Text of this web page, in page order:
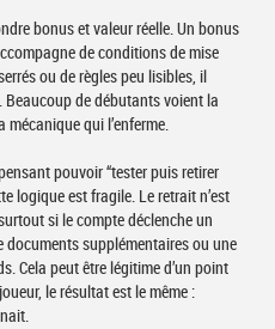
bonus et valeur réelle. Un bonus
de conditions de mise
ou de règles peu lisibles, il
de débutants voient la
qui l’enferme.
pouvoir “tester puis retirer
logique est fragile. Le retrait n’est
si le compte déclenche un
documents supplémentaires ou une
Cela peut être légitime d’un point
le résultat est le même :